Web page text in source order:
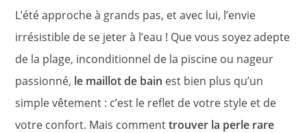
publication :
L’été approche à grands pas, et avec lui, l’envie
irrésistible de se jeter à l’eau ! Que vous soyez adepte
de la plage, inconditionnel de la piscine ou nageur
passionné, le maillot de bain est bien plus qu’un
simple vêtement : c’est le reflet de votre style et de
votre confort. Mais commenttrouver la perle rare